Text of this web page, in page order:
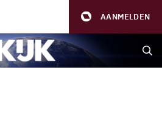
AANMELDEN